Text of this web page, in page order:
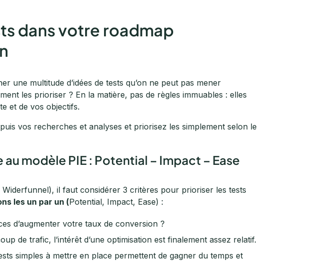
dans votre roadmap
une multitude d’idées de tests qu’on ne peut pas mener
les prioriser ? En la matière, pas de règles immuables : elles
et de vos objectifs.
vos recherches et analyses et priorisez les simplement selon le
modèle PIE : Potential – Impact – Ease
il faut considérer 3 critères pour prioriser les tests
les un par un (Potential, Impact, Ease) :
d’augmenter votre taux de conversion ?
de trafic, l’intérêt d’une optimisation est finalement assez relatif.
simples à mettre en place permettent de gagner du temps et